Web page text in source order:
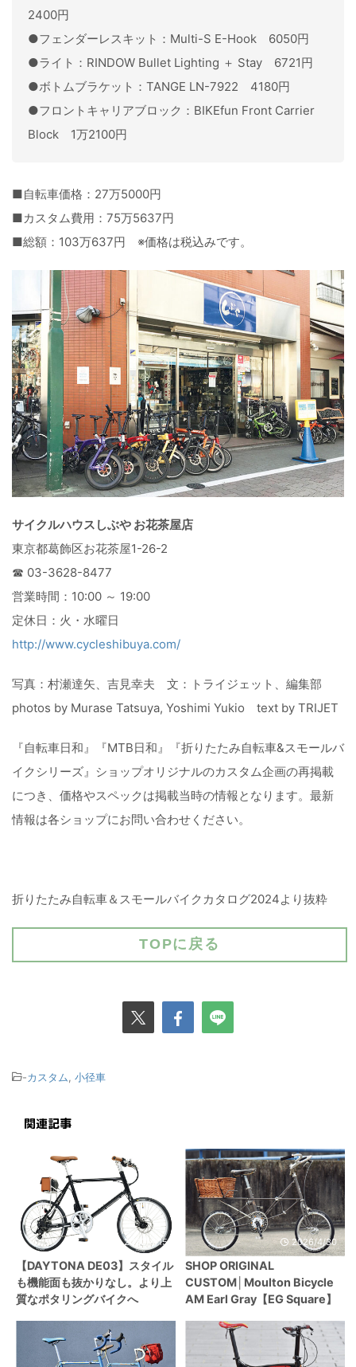
2400円
●フェンダーレスキット：Multi-S E-Hook 6050円
●ライト：RINDOW Bullet Lighting ＋ Stay 6721円
●ボトムブラケット：TANGE LN-7922 4180円
●フロントキャリアブロック：BIKEfun Front Carrier
Block 1万2100円
■自転車価格：27万5000円
■カスタム費用：75万5637円
■総額：103万637円 ※価格は税込みです。
サイクルハウスしぶや お花茶屋店
東京都葛飾区お花茶屋1-26-2
☎ 03-3628-8477
営業時間：10:00 ～ 19:00
定休日：火・水曜日
http://www.cycleshibuya.com/
写真：村瀬達矢、吉見幸夫 文：トライジェット、編集部
photos by Murase Tatsuya, Yoshimi Yukio text by TRIJET
『自転車日和』『MTB日和』『折りたたみ自転車&スモールバ
イクシリーズ』ショップオリジナルのカスタム企画の再掲載
につき、価格やスペックは掲載当時の情報となります。最新
情報は各ショップにお問い合わせください。
折りたたみ自転車＆スモールバイクカタログ2024より抜粋
TOPに戻る
-カスタム 小径車
関連記事
2022/4/15
【DAYTONA DE03】スタイル
も機能面も抜かりなし。より上
質なポタリングバイクへ
2026/4/30
SHOP ORIGINAL
CUSTOM│Moulton Bicycle
AM Earl Gray【EG Square】